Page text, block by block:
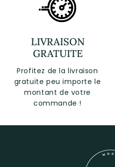
LIVRAISON
GRATUITE
Profitez de la livraison
gratuite peu importe le
montant de votre
commande !